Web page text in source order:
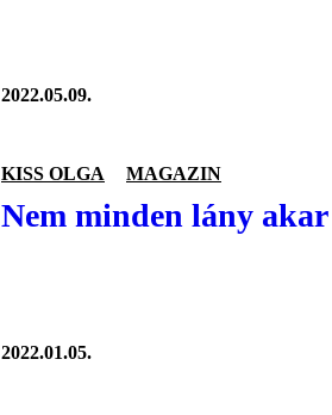
2022.05.09.
KISS OLGA MAGAZIN
Nem minden lány
2022.01.05.